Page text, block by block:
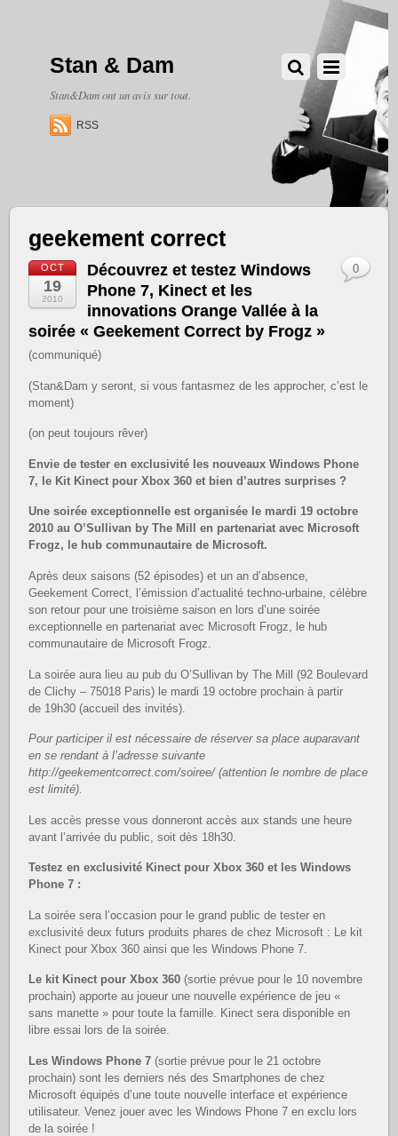
Stan & Dam
Stan&Dam ont un avis sur tout.
RSS
geekement correct
OCT
19
2010
Découvrez et testez Windows
Phone 7, Kinect et les
innovations Orange Vallée à la
soirée « Geekement Correct by Frogz »
(communiqué)
(Stan&Dam y seront, si vous fantasmez de les approcher, c’est le
moment)
(on peut toujours rêver)
Envie de tester en exclusivité les nouveaux Windows Phone
7, le Kit Kinect pour Xbox 360 et bien d’autres surprises ?
Une soirée exceptionnelle est organisée le mardi 19 octobre
2010 au O’Sullivan by The Mill en partenariat avec Microsoft
Frogz, le hub communautaire de Microsoft.
Après deux saisons (52 épisodes) et un an d’absence,
Geekement Correct, l’émission d’actualité techno-urbaine, célèbre
son retour pour une troisième saison en lors d’une soirée
exceptionnelle en partenariat avec Microsoft Frogz, le hub
communautaire de Microsoft Frogz.
La soirée aura lieu au pub du O’Sullivan by The Mill (92 Boulevard
de Clichy – 75018 Paris) le mardi 19 octobre prochain à partir
de 19h30 (accueil des invités).
Pour participer il est nécessaire de réserver sa place auparavant
en se rendant à l’adresse suivante
http://geekementcorrect.com/soiree/ (attention le nombre de place
est limité).
Les accès presse vous donneront accès aux stands une heure
avant l’arrivée du public, soit dès 18h30.
Testez en exclusivité Kinect pour Xbox 360 et les Windows
Phone 7 :
La soirée sera l’occasion pour le grand public de tester en
exclusivité deux futurs produits phares de chez Microsoft : Le kit
Kinect pour Xbox 360 ainsi que les Windows Phone 7.
Le kit Kinect pour Xbox 360 (sortie prévue pour le 10 novembre
prochain) apporte au joueur une nouvelle expérience de jeu «
sans manette » pour toute la famille. Kinect sera disponible en
libre essai lors de la soirée.
Les Windows Phone 7 (sortie prévue pour le 21 octobre
prochain) sont les derniers nés des Smartphones de chez
Microsoft équipés d’une toute nouvelle interface et expérience
utilisateur. Venez jouer avec les Windows Phone 7 en exclu lors
de la soirée !
0